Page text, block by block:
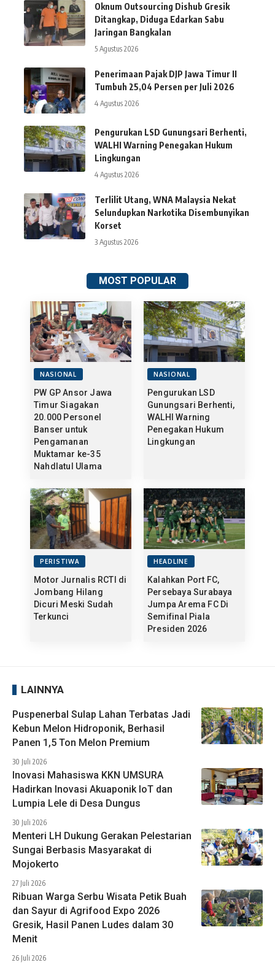
Oknum Outsourcing Dishub Gresik
Ditangkap, Diduga Edarkan Sabu
Jaringan Bangkalan
5 Agustus 2026
Penerimaan Pajak DJP Jawa Timur II
Tumbuh 25,04 Persen per Juli 2026
4 Agustus 2026
Pengurukan LSD Gunungsari Berhenti,
WALHI Warning Penegakan Hukum
Lingkungan
4 Agustus 2026
Terlilit Utang, WNA Malaysia Nekat
Selundupkan Narkotika Disembunyikan
Korset
3 Agustus 2026
MOST POPULAR
NASIONAL
PW GP Ansor Jawa
Timur Siagakan
20.000 Personel
Banser untuk
Pengamanan
Muktamar ke-35
Nahdlatul Ulama
NASIONAL
Pengurukan LSD
Gunungsari Berhenti,
WALHI Warning
Penegakan Hukum
Lingkungan
PERISTIWA
Motor Jurnalis RCTI di
Jombang Hilang
Dicuri Meski Sudah
Terkunci
HEADLINE
Kalahkan Port FC,
Persebaya Surabaya
Jumpa Arema FC Di
Semifinal Piala
Presiden 2026
LAINNYA
Puspenerbal Sulap Lahan Terbatas Jadi
Kebun Melon Hidroponik, Berhasil
Panen 1,5 Ton Melon Premium
30 Juli 2026
Inovasi Mahasiswa KKN UMSURA
Hadirkan Inovasi Akuaponik IoT dan
Lumpia Lele di Desa Dungus
30 Juli 2026
Menteri LH Dukung Gerakan Pelestarian
Sungai Berbasis Masyarakat di
Mojokerto
27 Juli 2026
Ribuan Warga Serbu Wisata Petik Buah
dan Sayur di Agrifood Expo 2026
Gresik, Hasil Panen Ludes dalam 30
Menit
26 Juli 2026